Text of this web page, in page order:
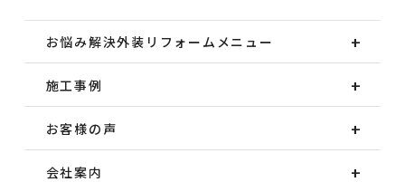
お悩み解決外装 リフォームメニュー
施工事例
お客様の声
会社案内